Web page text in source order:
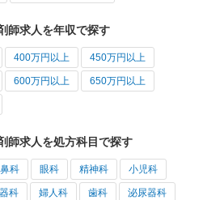
師求人を年収で探す
400万円以上 450万円以上
600万円以上 650万円以上
師求人を処方科目で探す
科 眼科 精神科 小児科
科 婦人科 歯科 泌尿器科